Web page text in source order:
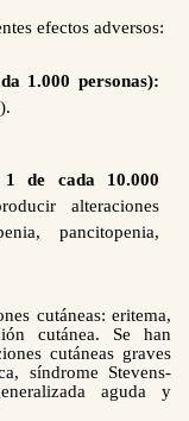
efectos adversos:
1.000 personas):
de cada 10.000
alteraciones
pancitopenia,
cutáneas: eritema,
cutánea. Se han
cutáneas graves
síndrome Stevens-
aguda y